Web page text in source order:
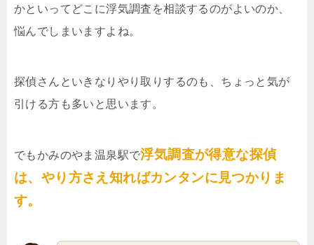
かといってどこに浮気調査を相談するのがよいのか、
悩んでしまいますよね。
探偵さんといきなりやり取りするのも、ちょっと気が
引ける方も多いと思います。
でもかみのやま温泉駅で浮気調査が得意な探偵
は、やり方さえ知ればカンタンに見つかりま
す。